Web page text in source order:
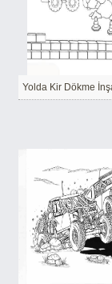
Yolda Kir Dökme